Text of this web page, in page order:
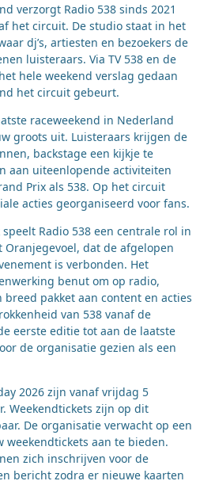
verzorgt Radio 538 sinds 2021
het circuit. De studio staat in het
dj’s, artiesten en bezoekers de
luisteraars. Via TV 538 en de
hele weekend verslag gedaan
het circuit gebeurt.
raceweekend in Nederland
groots uit. Luisteraars krijgen de
backstage een kijkje te
aan uiteenlopende activiteiten
Prix als 538. Op het circuit
acties georganiseerd voor fans.
Radio 538 een centrale rol in
Oranjegevoel, dat de afgelopen
is verbonden. Het
benut om op radio,
pakket aan content en acties
van 538 vanaf de
eerste editie tot aan de laatste
de organisatie gezien als een
2026 zijn vanaf vrijdag 5
Weekendtickets zijn op dit
De organisatie verwacht op een
weekendtickets aan te bieden.
zich inschrijven voor de
bericht zodra er nieuwe kaarten